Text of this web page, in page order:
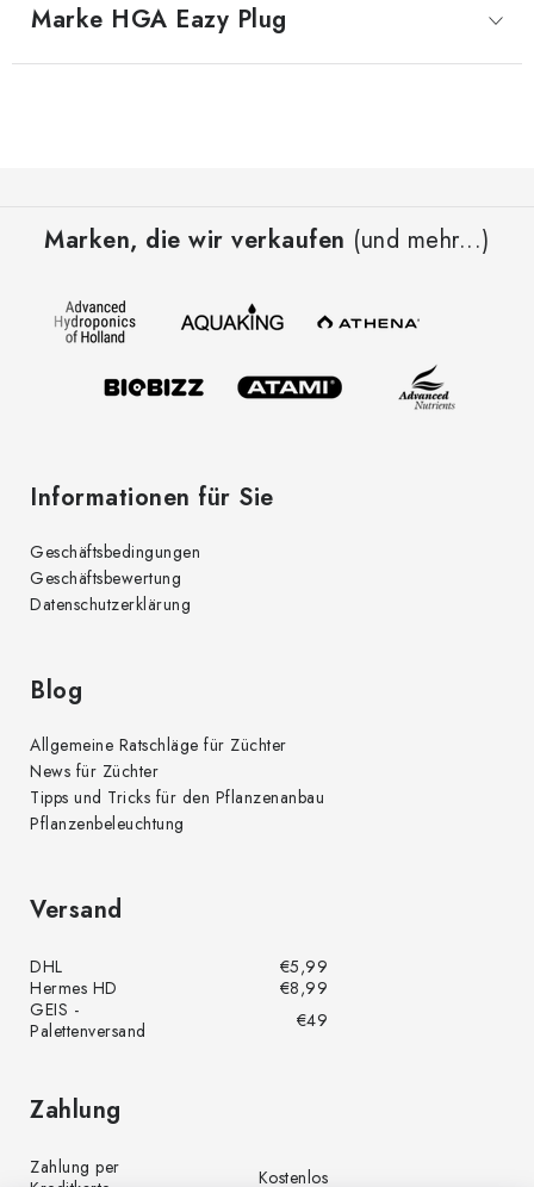
Marke HGA Eazy Plug
Marken, die wir verkaufen (und mehr...)
Informationen für Sie
Geschäftsbedingungen
Geschäftsbewertung
Datenschutzerklärung
Blog
Allgemeine Ratschläge für Züchter
News für Züchter
Tipps und Tricks für den Pflanzenanbau
Pflanzenbeleuchtung
Versand
DHL
€5,99
Hermes HD
€8,99
GEIS -
Palettenversand
€49
Zahlung
Zahlung per
Kostenlos